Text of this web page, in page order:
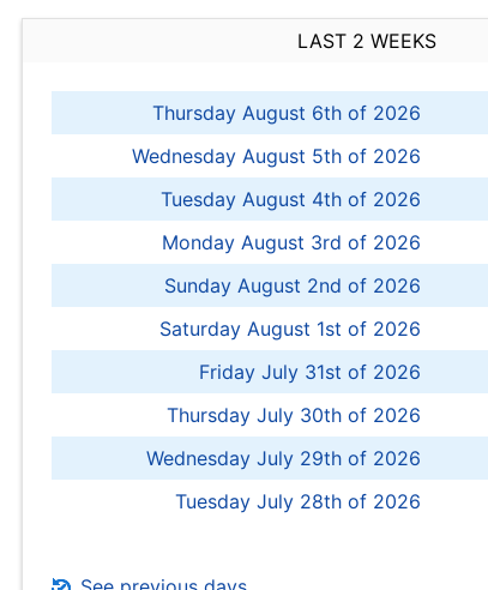
LAST 2 WEEKS
Thursday August 6th of 2026
Wednesday August 5th of 2026
Tuesday August 4th of 2026
Monday August 3rd of 2026
Sunday August 2nd of 2026
Saturday August 1st of 2026
Friday July 31st of 2026
Thursday July 30th of 2026
Wednesday July 29th of 2026
Tuesday July 28th of 2026